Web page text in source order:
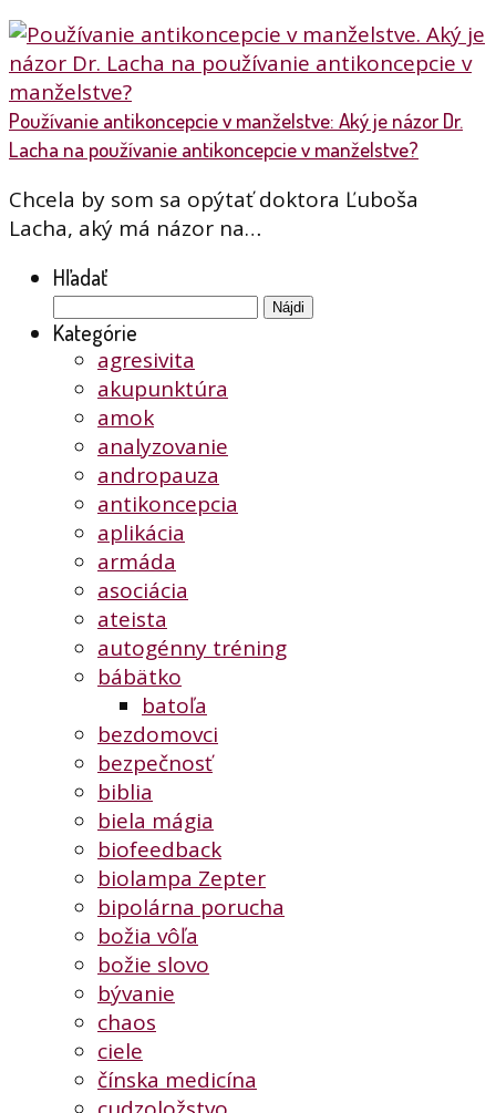
Používanie antikoncepcie v manželstve: Aký je názor Dr.
Lacha na používanie antikoncepcie v manželstve?
Chcela by som sa opýtať doktora Ľuboša
Lacha, aký má názor na…
Hľadať
Hľadať:
Kategórie
agresivita
akupunktúra
amok
analyzovanie
andropauza
antikoncepcia
aplikácia
armáda
asociácia
ateista
autogénny tréning
bábätko
batoľa
bezdomovci
bezpečnosť
biblia
biela mágia
biofeedback
biolampa Zepter
bipolárna porucha
božia vôľa
božie slovo
bývanie
chaos
ciele
čínska medicína